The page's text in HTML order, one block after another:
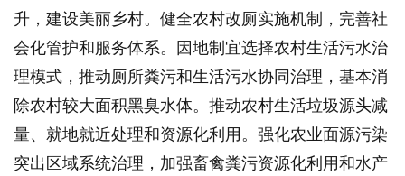
升，建设美丽乡村。健全农村改厕实施机制，完善社
会化管护和服务体系。因地制宜选择农村生活污水治
理模式，推动厕所粪污和生活污水协同治理，基本消
除农村较大面积黑臭水体。推动农村生活垃圾源头减
量、就地就近处理和资源化利用。强化农业面源污染
突出区域系统治理，加强畜禽粪污资源化利用和水产